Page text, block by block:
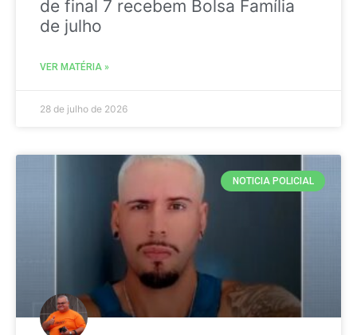
de final 7 recebem Bolsa Família
de julho
VER MATÉRIA »
28 de julho de 2026
NOTICIA POLICIAL